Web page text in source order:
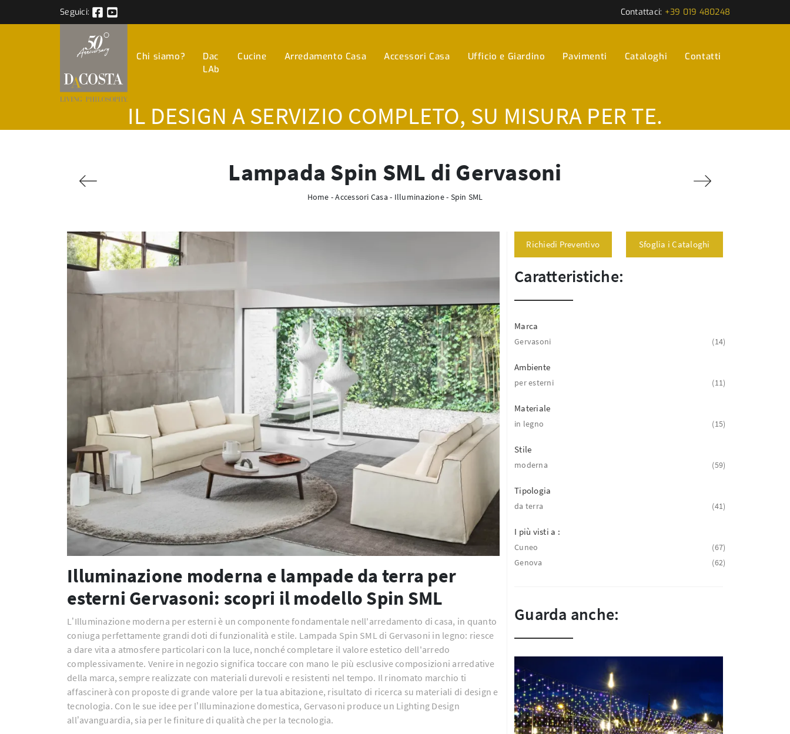
Seguici: Contattaci: +39 019 480248
Chi siamo?
Dac
LAb
Cucine Arredamento Casa Accessori Casa Ufficio e Giardino Pavimenti Cataloghi Contatti
IL DESIGN A SERVIZIO COMPLETO, SU MISURA PER TE.
Lampada Spin SML di Gervasoni
Home -Accessori Casa - Illuminazione- Spin SML
Illuminazione moderna e lampade da terra per
esterni Gervasoni: scopri il modello Spin SML
L’Illuminazione moderna per esterni è un componente fondamentale nell'arredamento di casa, in quanto
coniuga perfettamente grandi doti di funzionalità e stile. Lampada Spin SML di Gervasoni in legno: riesce
a dare vita a atmosfere particolari con la luce, nonché completare il valore estetico dell'arredo
complessivamente. Venire in negozio significa toccare con mano le più esclusive composizioni arredative
della marca, sempre realizzate con materiali durevoli e resistenti nel tempo. Il rinomato marchio ti
affascinerà con proposte di grande valore per la tua abitazione, risultato di ricerca su materiali di design e
tecnologia. Con le sue idee per l’Illuminazione domestica, Gervasoni produce un Lighting Design
all’avanguardia, sia per le finiture di qualità che per la tecnologia.
Richiedi Preventivo Sfoglia i Cataloghi
Caratteristiche:
Marca
Gervasoni 14
Ambiente
per esterni 11
Materiale
in legno 15
Stile
moderna 59
Tipologia
da terra 41
I più visti a :
Cuneo
67
Genova
62
Guarda anche: